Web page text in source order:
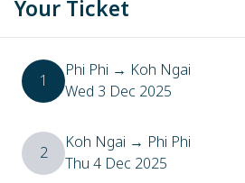
Your Ticket
1 Phi Phi → Koh Ngai
Wed 3 Dec 2025
2 Koh Ngai → Phi Phi
Thu 4 Dec 2025